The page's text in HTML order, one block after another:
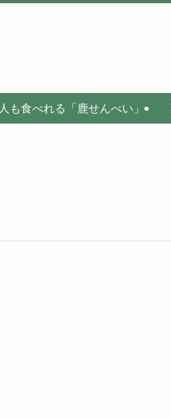
人も食べれる「鹿せんべい」